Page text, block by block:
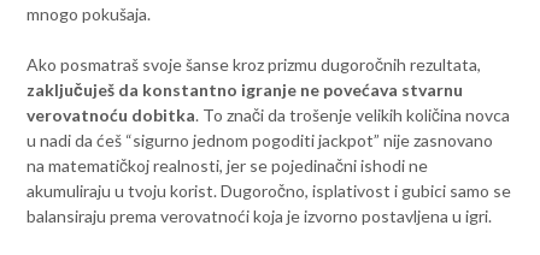
mnogo pokušaja.
Ako posmatraš svoje šanse kroz prizmu dugoročnih rezultata,
zaključuješ da konstantno igranje ne povećava stvarnu
verovatnoću dobitka. To znači da trošenje velikih količina novca
u nadi da ćeš “sigurno jednom pogoditi jackpot” nije zasnovano
na matematičkoj realnosti, jer se pojedinačni ishodi ne
akumuliraju u tvoju korist. Dugoročno, isplativost i gubici samo se
balansiraju prema verovatnoći koja je izvorno postavljena u igri.